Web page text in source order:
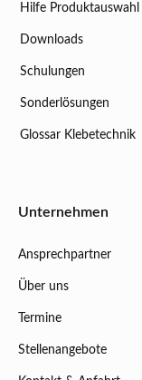
Hilfe Produktauswahl
Downloads
Schulungen
Sonderlösungen
Glossar Klebetechnik
Unternehmen
Ansprechpartner
Über uns
Termine
Stellenangebote